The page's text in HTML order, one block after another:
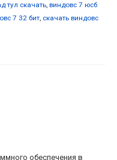
тул скачать, виндовс 7 юсб
7 32 бит, скачать виндовс
обеспечения в